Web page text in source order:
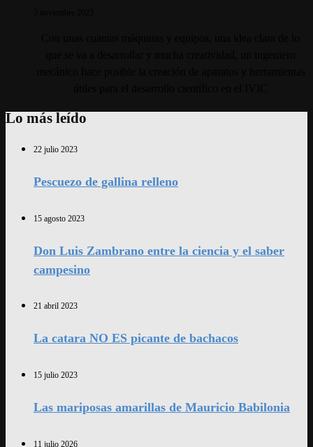
Lo más leído
22 julio 2023
Pescuezo de gallina relleno
15 agosto 2023
Don Luis Zambrano entre la ciencia y el saber
campesino
21 abril 2023
La catara NO ES picante de bachacos
15 julio 2023
Las mariposas amarillas de Mauricio Babilonia
11 julio 2026